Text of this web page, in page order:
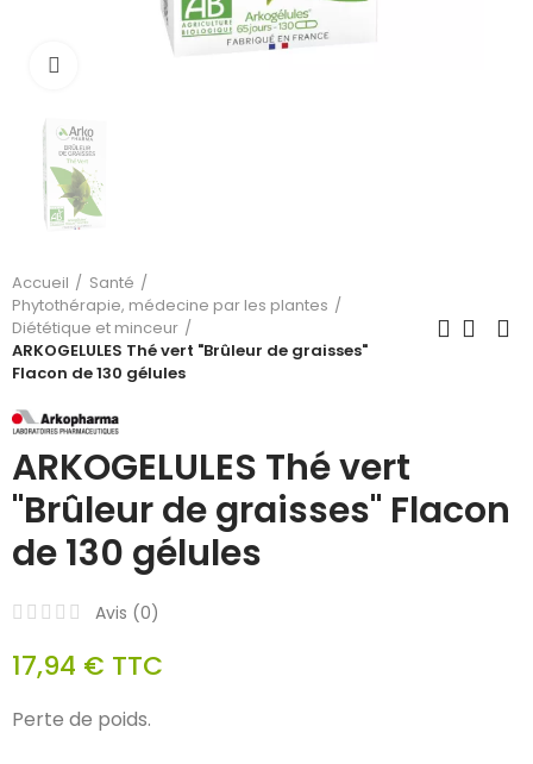
Accueil
Santé
Phytothérapie, médecine par les plantes
Diététique et minceur
ARKOGELULES Thé vert "Brûleur de graisses"
Flacon de 130 gélules
ARKOGELULES Thé vert
"Brûleur de graisses" Flacon
de 130 gélules
Avis (0)
17,94 € TTC
Perte de poids.